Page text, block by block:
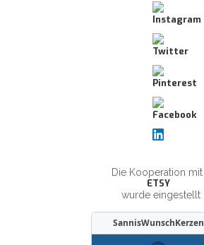
Die Kooperation mit
ETSY
wurde eingestellt
SannisWunschKerzen